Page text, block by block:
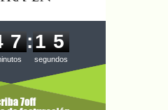
7
7 :
1
1
5
5
segundos